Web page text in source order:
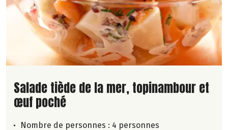
Lire la suite de la recette
Salade tiède de la mer, topinambour et
œuf poché
Nombre de personnes : 4 personnes